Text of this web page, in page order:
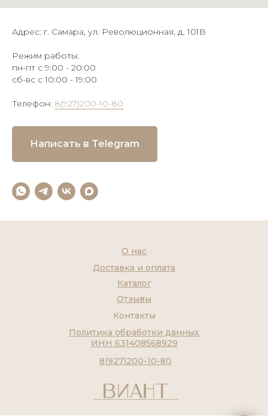
Адрес: г. Самара, ул. Революционная, д. 101В
Режим работы:
пн-пт с 9:00 - 20:00
сб-вс с 10:00 - 19:00
Телефон: 8(927)200-10-80
Написать в Telegram
Контакты
8(927)200-10-80
Каталог
О нас
Доставка и оплата
Отзывы
Политика обработки данных
ИНН 631408568929